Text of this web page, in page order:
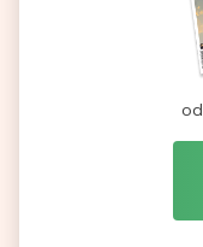
od